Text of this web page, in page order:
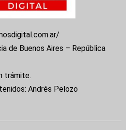
de Buenos Aires – República
trámite.
Andrés Pelozo